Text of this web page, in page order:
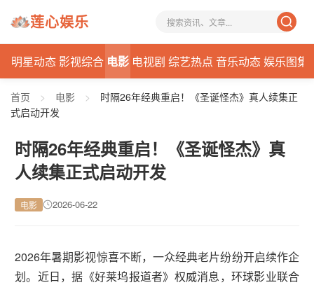
莲心娱乐
明星动态 影视综合 电影 电视剧 综艺热点 音乐动态娱乐图集
首页 > 电影 >
时隔26年经典重启！《圣诞怪杰》真人续集正
式启动开发
时隔26年经典重启！《圣诞怪杰》真
人续集正式启动开发
电影 2026-06-22
2026年暑期影视惊喜不断，一众经典老片纷纷开启续作企
划。近日，据《好莱坞报道者》权威消息，环球影业联合